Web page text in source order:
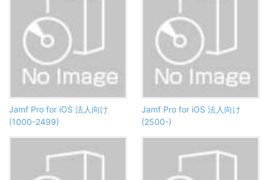
Jamf Pro for iOS 法人向け
(1000-2499)
Jamf Pro for iOS 法人向け
(2500-)